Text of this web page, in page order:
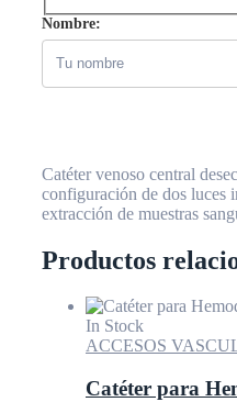
Nombre:
Catéter venoso central
configuración de dos luces
extracción de muestras
Productos
In Stock
ACCESOS
Catéter para